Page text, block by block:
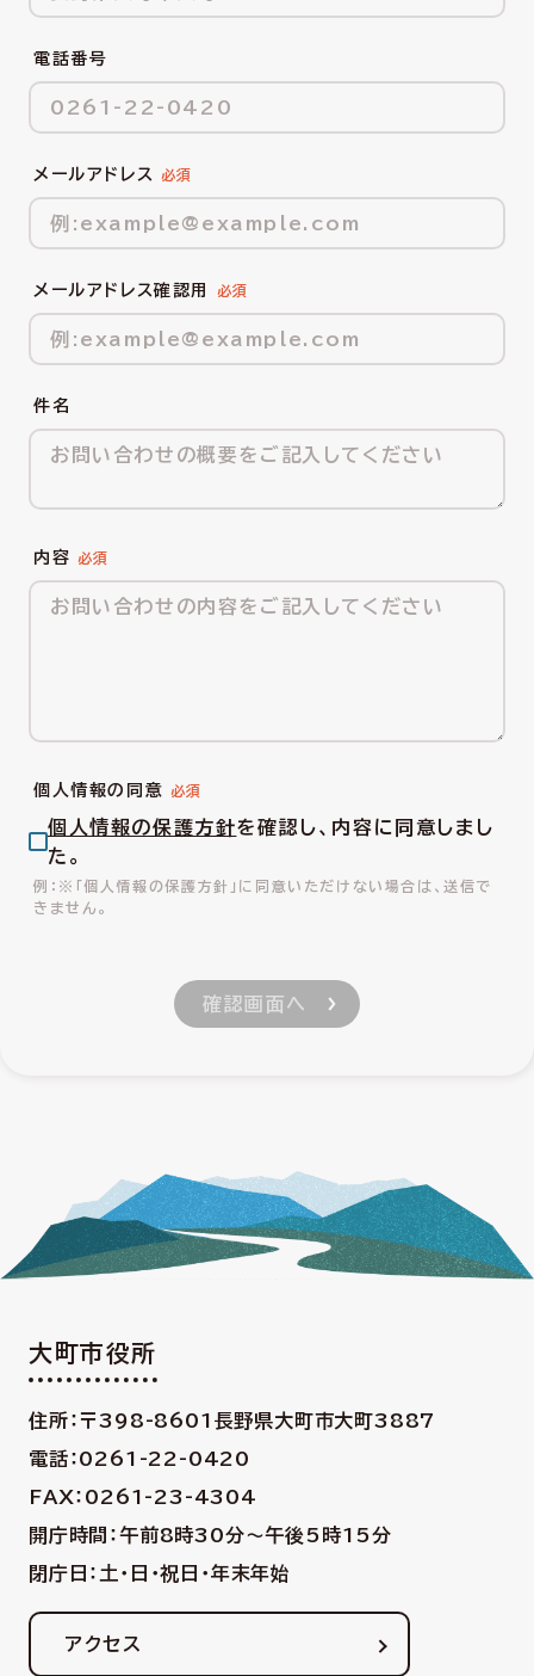
電話番号
メールアドレス
メールアドレス確認用
件名
内容
個人情報の同意
個人情報の保護方針を確認し、内容に同意しまし
た。
※「個人情報の保護方針」に同意いただけない場合は、送信で
きません。
大町市役所
住所：〒398-8601 長野県大町市大町3887
電話：0261-22-0420
FAX：0261-23-4304
開庁時間：午前8時30分〜午後5時15分
閉庁日：土・日・祝日・年末年始
アクセス